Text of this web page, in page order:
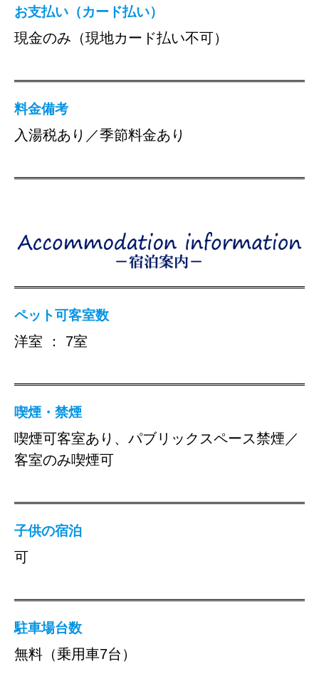
お支払い（カード払い）
現金のみ（現地カード払い不可）
料金備考
入湯税あり／季節料金あり
ペット可客室数
洋室 ： 7室
喫煙・禁煙
喫煙可客室あり、パブリックスペース禁煙／
客室のみ喫煙可
子供の宿泊
可
駐車場台数
無料（乗用車7台）